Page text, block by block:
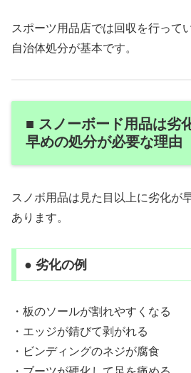
スポーツ用品店では回収を行って
自治体処分が基本です。
■ スノーボード用品は劣
早めの処分が必要な理由
スノボ用品は見た目以上に劣化が
あります。
● 劣化の例
・板のソールが割れやすくなる
・エッジが錆びて剥がれる
・ビンディングのネジが腐食